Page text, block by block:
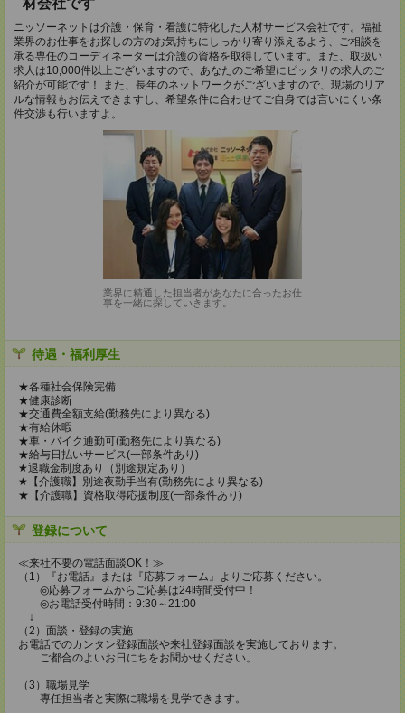
材会社です
ニッソーネットは介護・保育・看護に特化した人材サービス会社です。福祉
業界のお仕事をお探しの方のお気持ちにしっかり寄り添えるよう、ご相談を
承る専任のコーディネーターは介護の資格を取得しています。また、取扱い
求人は10,000件以上ございますので、あなたのご希望にピッタリの求人のご
紹介が可能です！ また、長年のネットワークがございますので、現場のリア
ルな情報もお伝えできますし、希望条件に合わせてご自身では言いにくい条
件交渉も行いますよ。
業界に精通した担当者があなたに合ったお仕
事を一緒に探していきます。
待遇・福利厚生
★各種社会保険完備
★健康診断
★交通費全額支給(勤務先により異なる)
★有給休暇
★車・バイク通勤可(勤務先により異なる)
★給与日払いサービス(一部条件あり)
★退職金制度あり（別途規定あり）
★【介護職】別途夜勤手当有(勤務先により異なる)
★【介護職】資格取得応援制度(一部条件あり)
登録について
≪来社不要の電話面談OK！≫
（1）『お電話』または『応募フォーム』よりご応募ください。
◎応募フォームからご応募は24時間受付中！
◎お電話受付時間：9:30～21:00
↓
（2）面談・登録の実施
お電話でのカンタン登録面談や来社登録面談を実施しております。
ご都合のよいお日にちをお聞かせください。
（3）職場見学
専任担当者と実際に職場を見学できます。